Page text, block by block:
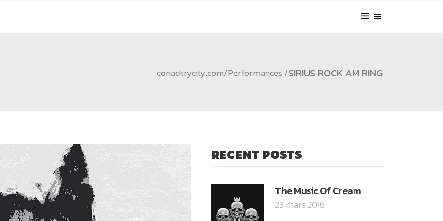
conackrycity.com/Performances /SIRIUS ROCK AM RING
RECENT POSTS
The Music Of Cream
23 mars 2016